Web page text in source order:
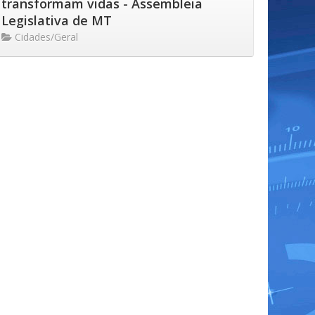
transformam vidas - Assembleia
Legislativa de MT
Cidades/Geral